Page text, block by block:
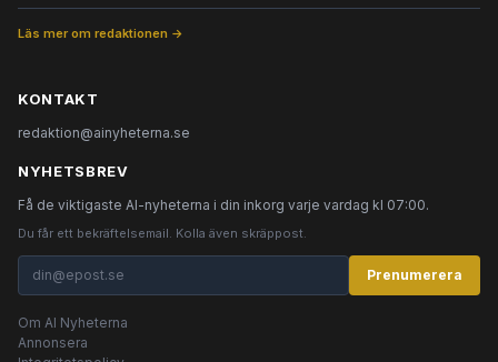
Läs mer om redaktionen →
KONTAKT
redaktion@ainyheterna.se
NYHETSBREV
Få de viktigaste AI-nyheterna i din inkorg varje vardag kl 07:00.
Du får ett bekräftelsemail. Kolla även skräppost.
Prenumerera
Om AI Nyheterna
Annonsera